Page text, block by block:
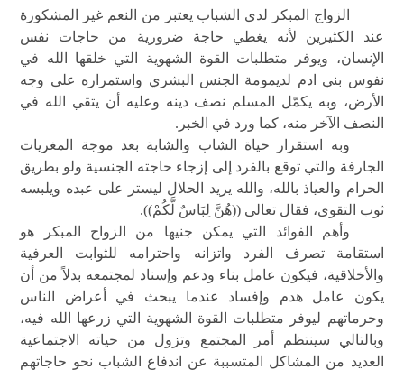
الزواج المبكر لدى الشباب يعتبر من النعم غير المشكورة
عند الكثيرين لأنه يغطي حاجة ضرورية من حاجات نفس
الإنسان، ويوفر متطلبات القوة الشهوية التي خلقها الله في
نفوس بني ادم لديمومة الجنس البشري واستمراره على وجه
الأرض، وبه يكمّل المسلم نصف دينه وعليه أن يتقي الله في
النصف الآخر منه، كما ورد في الخبر.
وبه استقرار حياة الشاب والشابة بعد موجة المغريات
الجارفة والتي توقع بالفرد إلى إزجاء حاجته الجنسية ولو بطريق
الحرام والعياذ بالله، والله يريد الحلال ليستر على عبده ويلبسه
ثوب التقوى، فقال تعالى ((هُنَّ لِبَاسٌ لَّكُمْ)).
وأهم الفوائد التي يمكن جنيها من الزواج المبكر هو
استقامة تصرف الفرد واتزانه واحترامه للثوابت العرفية
والأخلاقية، فيكون عامل بناء ودعم وإسناد لمجتمعه بدلاً من أن
يكون عامل هدم وإفساد عندما يبحث في أعراض الناس
وحرماتهم ليوفر متطلبات القوة الشهوية التي زرعها الله فيه،
وبالتالي سينتظم أمر المجتمع وتزول من حياته الاجتماعية
العديد من المشاكل المتسببة عن اندفاع الشباب نحو حاجاتهم